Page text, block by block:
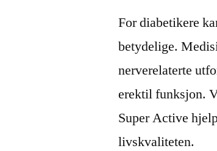
For diabetikere
betydelige.
nerverelaterte
erektil funksjon.
Super Active
livskvaliteten.